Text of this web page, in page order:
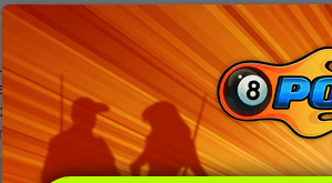
ilgi çekiyor » Coco Futbol oyunu sitemizde
ile bu » Coco Futbol oyununu keyif
» Coco Futbol kız çocukları, erkek
özelliğini korumaktadır.Bilgicik oyun